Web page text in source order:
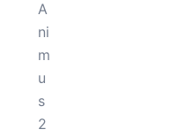
A
ni
m
u
s
2